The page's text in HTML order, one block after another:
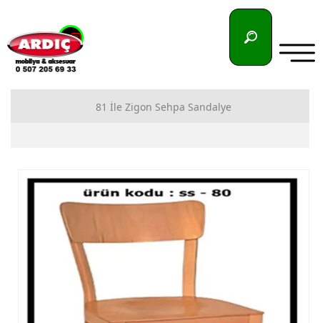
81 İle Zigon Sehpa Sandalye